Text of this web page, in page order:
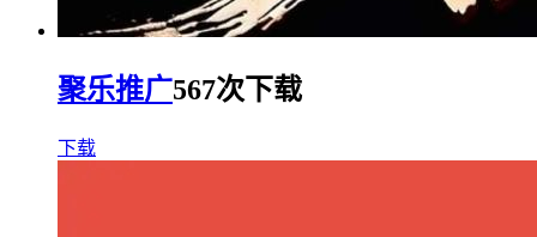
聚乐推广567次下载
下载